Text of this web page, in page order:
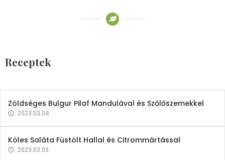
Receptek
2023.03.06.
Zöldséges Bulgur Pilaf Mandulával és Szőlőszemekkel
2023.03.04.
Köles Saláta Füstölt Hallal és Citrommártással
2023.03.03.